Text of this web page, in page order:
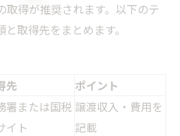
取得が推奨されます。以下のテ
取得先をまとめます。
先
ポイント
署または国税
イト
譲渡収入・費用を
記載